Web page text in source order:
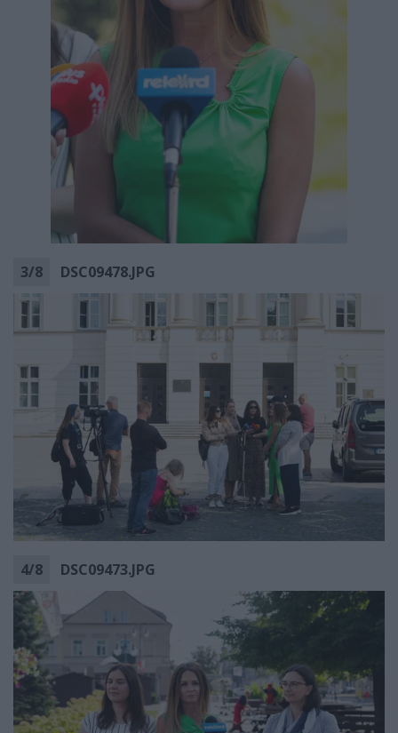
3/8 DSC09478.JPG
4/8 DSC09473.JPG